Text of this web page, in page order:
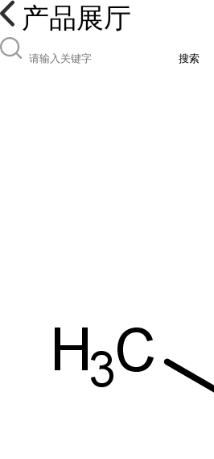
产品展厅
搜索